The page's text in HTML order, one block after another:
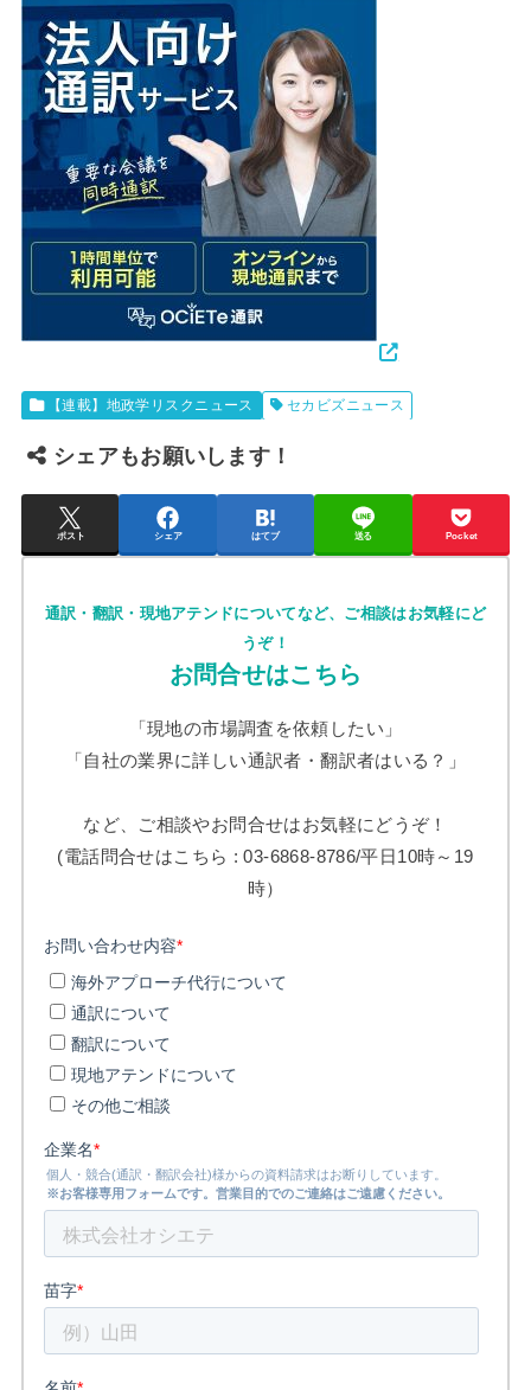
【連載】地政学リスクニュース セカビズニュース
シェアもお願いします！
ポスト シェア はてブ 送る Pocket
通訳・翻訳・現地アテンドについてなど、ご相談はお気軽にど
うぞ！
お問合せはこちら
「現地の市場調査を依頼したい」
「自社の業界に詳しい通訳者・翻訳者はいる？」
など、ご相談やお問合せはお気軽にどうぞ！
(電話問合せはこちら : 03-6868-8786/平日10時～19
時）